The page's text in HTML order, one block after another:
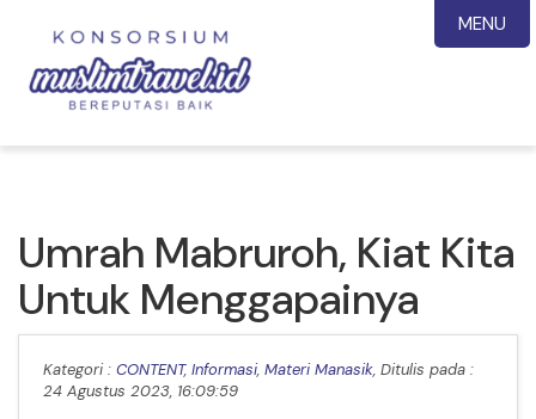
Umrah Mabruroh, Kiat Kita
Untuk Menggapainya
Kategori : CONTENT, Informasi, Materi Manasik, Ditulis pada :
24 Agustus 2023, 16:09:59
MENU